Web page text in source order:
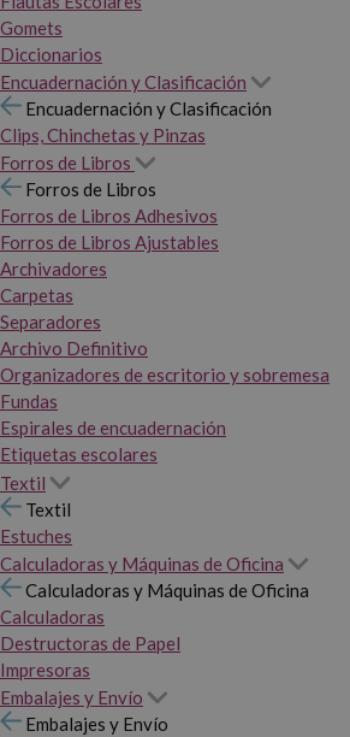
Gomets
Diccionarios
Encuadernación y Clasificación
Encuadernación y Clasificación
Clips, Chinchetas y Pinzas
Forros de Libros
Forros de Libros
Forros de Libros Adhesivos
Forros de Libros Ajustables
Archivadores
Carpetas
Separadores
Archivo Definitivo
Organizadores de escritorio y sobremesa
Fundas
Espirales de encuadernación
Etiquetas escolares
Textil
Textil
Estuches
Calculadoras y Máquinas de Oficina
Calculadoras y Máquinas de Oficina
Calculadoras
Destructoras de Papel
Impresoras
Embalajes y Envío
Embalajes y Envío